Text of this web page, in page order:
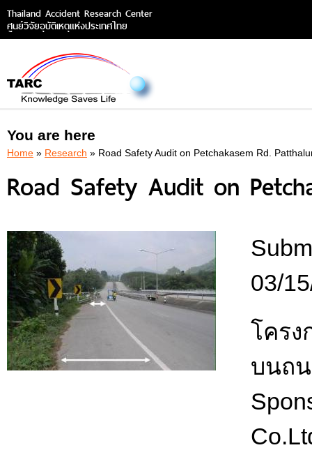
Thailand Accident Research Center
ศูนย์วิจัยอุบัติเหตุแห่งประเทศไทย
You are here
Home » Research » Road Safety Audit on Petchakasem Rd.
Road Safety Audit on
03/
โคร
บนถ